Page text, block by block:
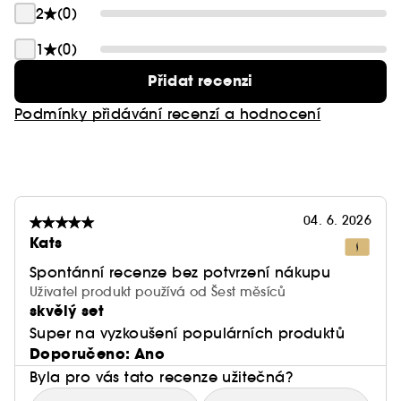
2
(0)
1
(0)
Přidat recenzi
Podmínky přidávání recenzí a hodnocení
04. 6. 2026
Kats
Spontánní recenze bez potvrzení nákupu
Uživatel produkt používá od Šest měsíců
skvělý set
Super na vyzkoušení populárních produktů
Doporučeno: Ano
Byla pro vás tato recenze užitečná?